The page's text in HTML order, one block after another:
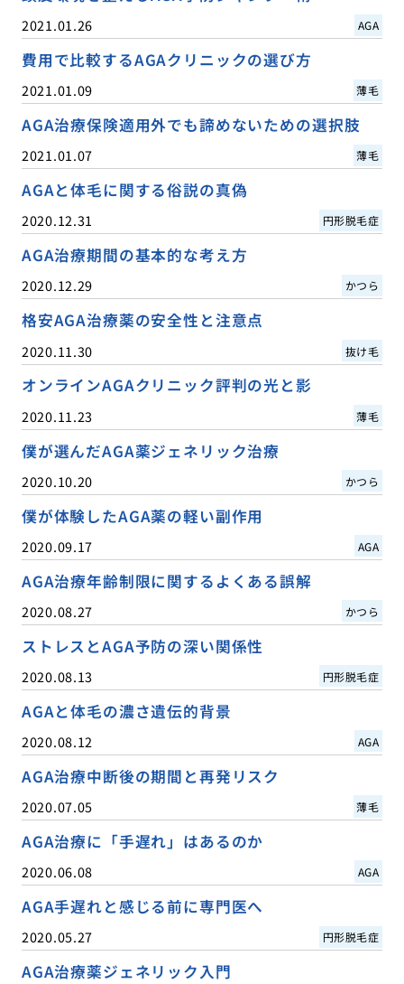
2021.01.26 AGA
費用で比較するAGAクリニックの選び方
2021.01.09 薄毛
AGA治療保険適用外でも諦めないための選択肢
2021.01.07 薄毛
AGAと体毛に関する俗説の真偽
2020.12.31 円形脱毛症
AGA治療期間の基本的な考え方
2020.12.29 かつら
格安AGA治療薬の安全性と注意点
2020.11.30 抜け毛
オンラインAGAクリニック評判の光と影
2020.11.23 薄毛
僕が選んだAGA薬ジェネリック治療
2020.10.20 かつら
僕が体験したAGA薬の軽い副作用
2020.09.17 AGA
AGA治療年齢制限に関するよくある誤解
2020.08.27 かつら
ストレスとAGA予防の深い関係性
2020.08.13 円形脱毛症
AGAと体毛の濃さ遺伝的背景
2020.08.12 AGA
AGA治療中断後の期間と再発リスク
2020.07.05 薄毛
AGA治療に「手遅れ」はあるのか
2020.06.08 AGA
AGA手遅れと感じる前に専門医へ
2020.05.27 円形脱毛症
AGA治療薬ジェネリック入門